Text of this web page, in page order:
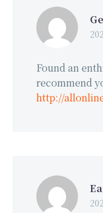
Found an
recommend
http://